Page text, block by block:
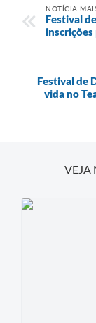
NOTÍCIA
Festival
Festival de
vida no
VEJA